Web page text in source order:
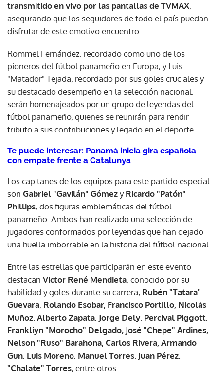
transmitido en vivo por las pantallas de TVMAX,
asegurando que los seguidores de todo el país puedan
disfrutar de este emotivo encuentro.
Rommel Fernández, recordado como uno de los
pioneros del fútbol panameño en Europa, y Luis
"Matador" Tejada, recordado por sus goles cruciales y
su destacado desempeño en la selección nacional,
serán homenajeados por un grupo de leyendas del
fútbol panameño, quienes se reunirán para rendir
tributo a sus contribuciones y legado en el deporte.
Te puede interesar: Panamá inicia gira española
con empate frente a Catalunya
Los capitanes de los equipos para este partido especial
son Gabriel "Gavilán" GómezyRicardo "Patón"
Phillips, dos figuras emblemáticas del fútbol
panameño. Ambos han realizado una selección de
jugadores conformados por leyendas que han dejado
una huella imborrable en la historia del fútbol nacional.
Entre las estrellas que participarán en este evento
destacan Victor René Mendieta, conocido por su
habilidad y goles durante su carrera; Rubén "Tatara"
Guevara, Rolando Esobar, Francisco Portillo, Nicolás
Muñoz, Alberto Zapata, Jorge Dely, Percival Piggott,
Frankliyn "Morocho" Delgado, José "Chepe" Ardines,
Nelson "Ruso" Barahona, Carlos Rivera, Armando
Gun, Luis Moreno, Manuel Torres, Juan Pérez,
"Chalate" Torres, entre otros.